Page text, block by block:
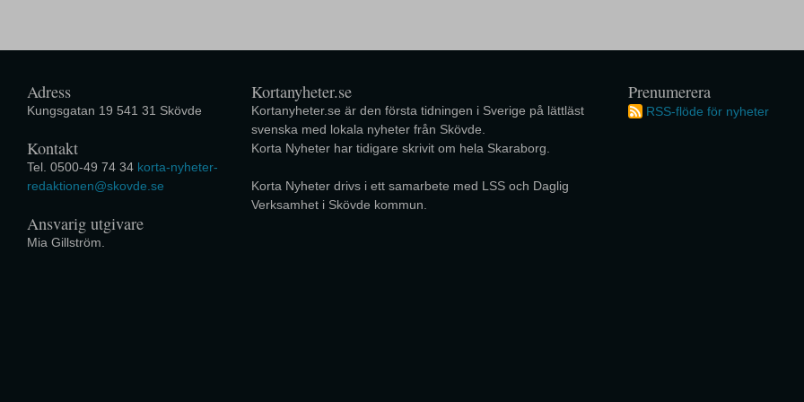
Adress
Kungsgatan 19 541 31 Skövde
Kontakt
Tel. 0500-49 74 34 korta-nyheter-
redaktionen@skovde.se
Ansvarig utgivare
Mia Gillström.
Kortanyheter.se
Kortanyheter.se är den första tidningen i Sverige på lättläst
svenska med lokala nyheter från Skövde.
Korta Nyheter har tidigare skrivit om hela Skaraborg.
Korta Nyheter drivs i ett samarbete med LSS och Daglig
Verksamhet i Skövde kommun.
Prenumerera
RSS-flöde för nyheter